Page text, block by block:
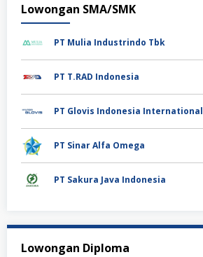
Lowongan SMA/SMK
PT Mulia Industrindo Tbk
PT T.RAD Indonesia
PT Glovis Indonesia International
PT Sinar Alfa Omega
PT Sakura Java Indonesia
Lowongan Diploma